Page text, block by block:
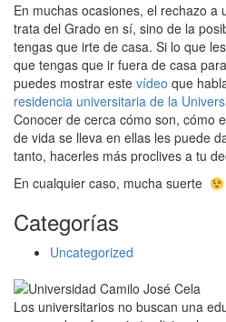
En muchas ocasiones, el rechazo a
trata del Grado en sí, sino de la
tengas que irte de casa. Si lo que
que tengas que ir fuera de casa
puedes mostrar este vídeo que
residencia universitaria de la
Conocer de cerca cómo son, cómo
de vida se lleva en ellas les puede
tanto, hacerles más proclives a tu
En cualquier caso, mucha suerte
Categorías
Uncategorized
Los universitarios no buscan una